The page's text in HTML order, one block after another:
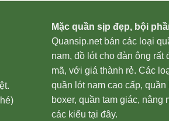
Mặc quần sịp đẹp, bội
Quansip.net bán các loại
nam, đồ lót cho đàn ông rất
mã, với giá thành rẻ. Các
quần lót nam cao cấp, quần
boxer, quần tam giác, nâng
các kiểu tại đây.